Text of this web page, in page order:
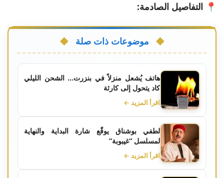
📍 التفاصيل الصادمة:
موضوعات ذات صلة
هاتف يُشعل منزلاً في بنزرت... الشحن الليلي
كاد يتحول إلى كارثة
اقرأ المزيد ←
لطفي بوشناق يوقّع شارة البداية والنهاية
لمسلسل “غيبوبة”
اقرأ المزيد ←